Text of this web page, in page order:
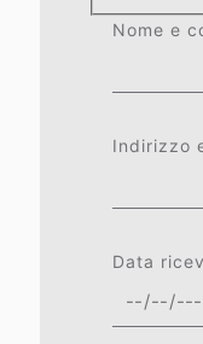
Nome e
Indirizzo
Data